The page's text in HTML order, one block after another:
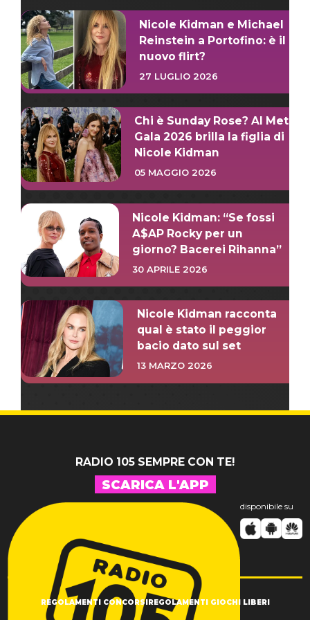
Nicole Kidman e Michael
Reinstein a Portofino: è il
nuovo flirt?
27 LUGLIO 2026
Chi è Sunday Rose? Al Met
Gala 2026 brilla la figlia di
Nicole Kidman
05 MAGGIO 2026
Nicole Kidman: “Se fossi
A$AP Rocky per un
giorno? Bacerei Rihanna”
30 APRILE 2026
Nicole Kidman racconta
qual è stato il peggior
bacio dato sul set
13 MARZO 2026
RADIO 105 SEMPRE CON TE!
SCARICA L'APP
disponibile su
REGOLAMENTI CONCORSIREGOLAMENTI GIOCHI LIBERI